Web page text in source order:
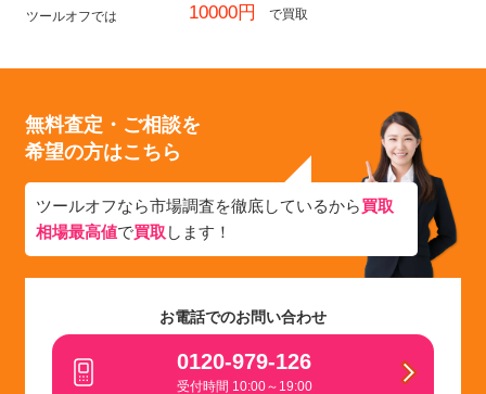
ツールオフでは 10000円 で買取
無料査定・ご相談を
希望の方はこちら
ツールオフなら市場調査を徹底しているから買取
相場最高値で買取 します！
お電話でのお問い合わせ
0120-979-126
受付時間 10:00～19:00